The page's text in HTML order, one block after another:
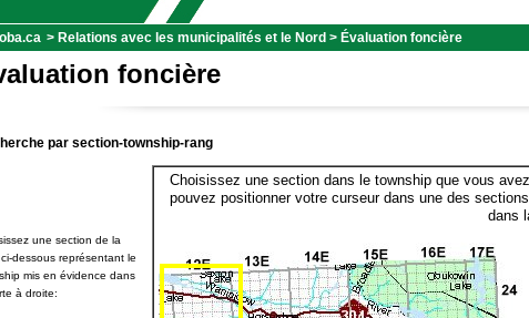
> Relations avec les municipalités et le Nord > Évaluation foncière
foncière
par section-township-rang
une section de la
dessous représentant le
mis en évidence dans
à droite:
Choisissez une section dans le township que vous
pouvez positionner votre curseur dans une des
dans